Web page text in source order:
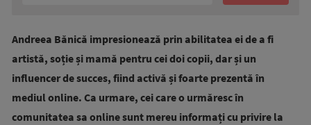
Andreea Bănică impresionează prin abilitatea ei de a fi
artistă, soție și mamă pentru cei doi copii, dar și un
influencer de succes, fiind activă și foarte prezentă în
mediul online. Ca urmare, cei care o urmăresc în
comunitatea sa online sunt mereu informați cu privire la